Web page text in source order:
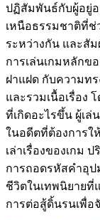
ปฏิสัมพันธ์กับผู้อยู่
เหนือธรรมชาติที่ช่
ระหว่างกัน และสั
การเล่นเกมหลักข
ฝาแฝด กับความท
และรวมเนื้อเรื่อง
ที่เกิดอะไรขึ้น ผู้เ
ในอดีตที่ต้องการใ
เล่าเรื่องของเกม ป
การถอดรหัสคำอุป
ชีวิตในเทพนิยายที่
การต่อสู้ดิ้นรนเพื่อ